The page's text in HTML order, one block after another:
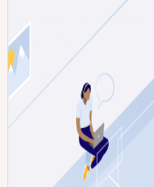
a
l
e
t